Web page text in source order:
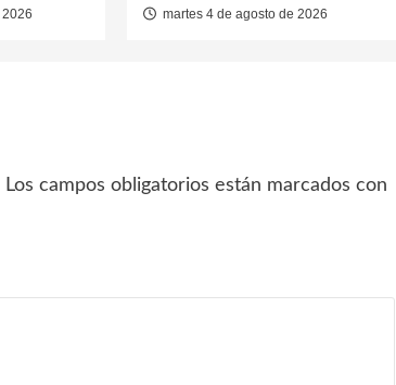
martes 4 de agosto de 2026
Los campos obligatorios están marcados con